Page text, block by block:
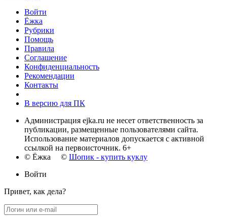
Войти
Ёжка
Рубрики
Помощь
Правила
Соглашение
Конфиденциальность
Рекомендации
Контакты
В версию для ПК
Администрация ejka.ru не несет ответственность за
публикации, размещенные пользователями сайта.
Использование материалов допускается с активной
ссылкой на первоисточник. 6+
© Ёжка © Шопик - купить куклу
Войти
Привет, как дела?